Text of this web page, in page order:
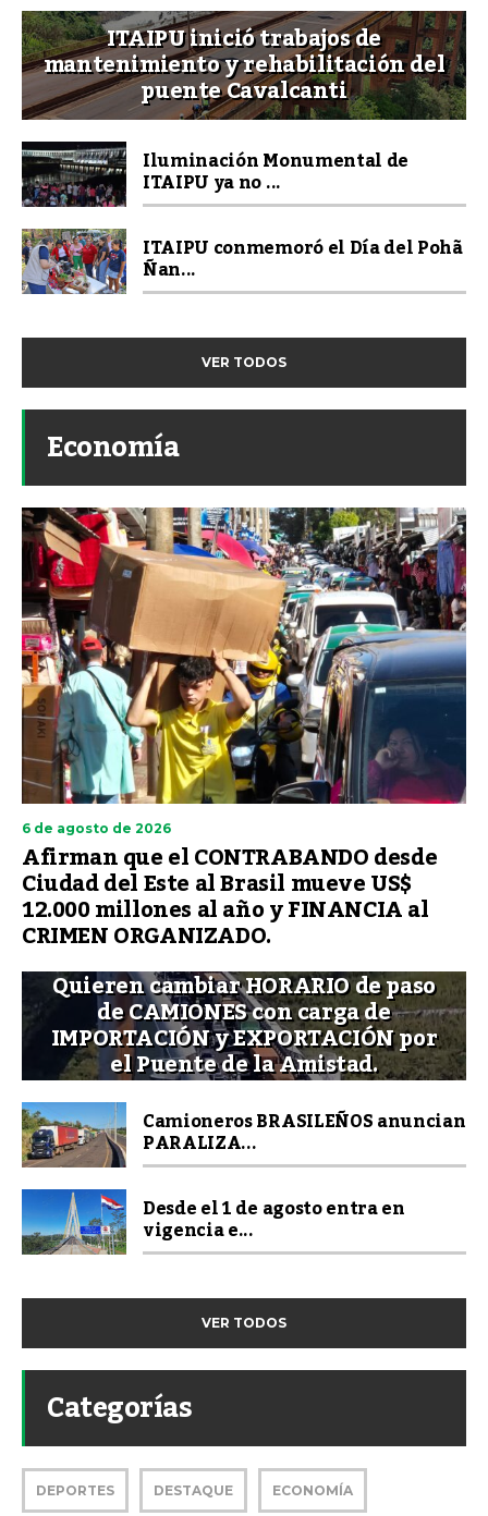
ITAIPU inició trabajos de
mantenimiento y rehabilitación del
puente Cavalcanti
Iluminación Monumental de
ITAIPU ya no ...
ITAIPU conmemoró el Día del Pohã
Ñan...
VER TODOS
Economía
6 de agosto de 2026
Afirman que el CONTRABANDO desde
Ciudad del Este al Brasil mueve US$
12.000 millones al año y FINANCIA al
CRIMEN ORGANIZADO.
Quieren cambiar HORARIO de paso
de CAMIONES con carga de
IMPORTACIÓN y EXPORTACIÓN por
el Puente de la Amistad.
Camioneros BRASILEÑOS anuncian
PARALIZA...
Desde el 1 de agosto entra en
vigencia e...
VER TODOS
Categorías
DEPORTES DESTAQUE ECONOMÍA